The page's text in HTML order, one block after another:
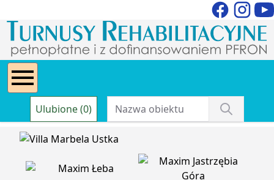
Ulubione (0)